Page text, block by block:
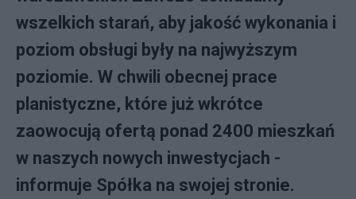
wszelkich starań, aby jakość wykonania i
poziom obsługi były na najwyższym
poziomie. W chwili obecnej prace
planistyczne, które już wkrótce
zaowocują ofertą ponad 2400 mieszkań
w naszych nowych inwestycjach -
informuje Spółka na swojej stronie.